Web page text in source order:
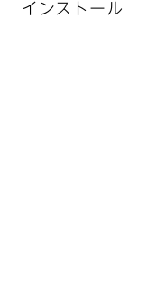
インストール